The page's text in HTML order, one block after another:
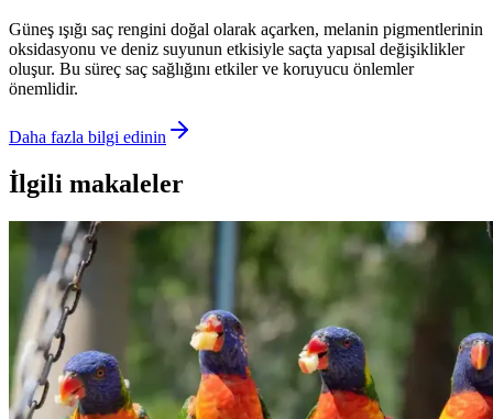
Güneş ışığı saç rengini doğal olarak açarken, melanin pigmentlerinin
oksidasyonu ve deniz suyunun etkisiyle saçta yapısal değişiklikler
oluşur. Bu süreç saç sağlığını etkiler ve koruyucu önlemler
önemlidir.
Daha fazla bilgi edinin
İlgili makaleler